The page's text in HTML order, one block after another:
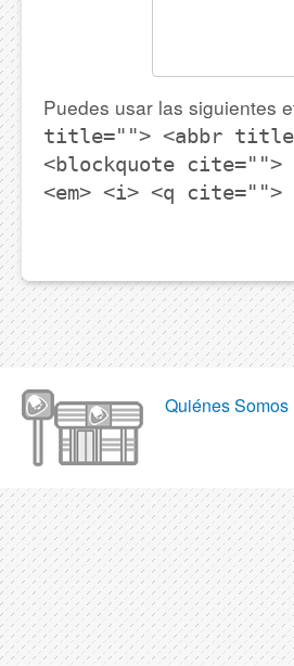
Puedes usar las siguientes
title=""> <abbr
<blockquote cite="">
<em> <i> <q
Quiénes Somos